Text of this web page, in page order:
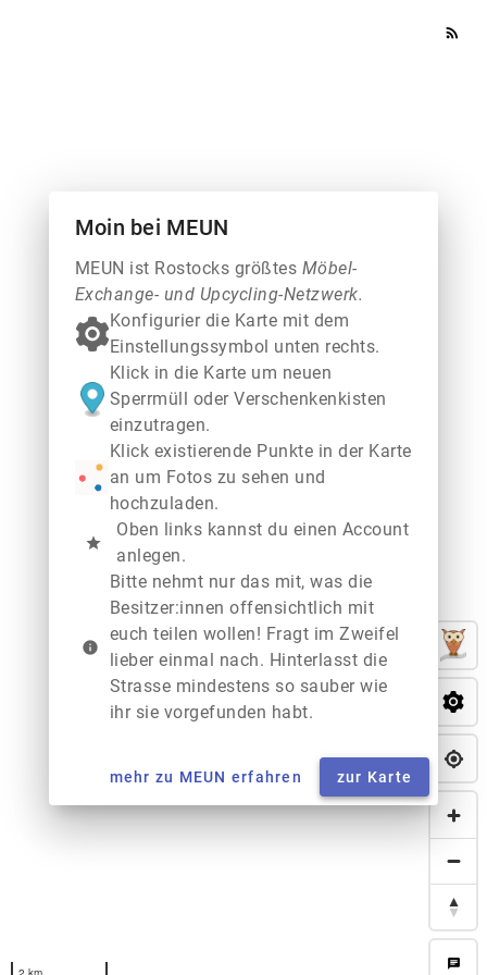
rss_feed
chat
Moin bei MEUN
MEUN ist Rostocks größtes Möbel-
Exchange- und Upcycling-Netzwerk.
Konfigurier die Karte mit dem
Einstellungssymbol unten rechts.
Klick in die Karte um neuen
Sperrmüll oder Verschenkenkisten
einzutragen.
Klick existierende Punkte in der Karte
an um Fotos zu sehen und
hochzuladen.
star
Oben links kannst du einen Account
anlegen.
info
Bitte nehmt nur das mit, was die
Besitzer:innen offensichtlich mit
euch teilen wollen! Fragt im Zweifel
lieber einmal nach. Hinterlasst die
Strasse mindestens so sauber wie
ihr sie vorgefunden habt.
mehr zu MEUN erfahren zur Karte